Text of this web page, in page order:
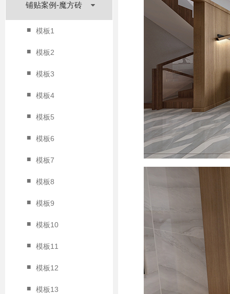
铺贴案例-魔方砖
■ 模板1
■ 模板2
■ 模板3
■ 模板4
■ 模板5
■ 模板6
■ 模板7
■ 模板8
■ 模板9
■ 模板10
■ 模板11
■ 模板12
■ 模板13